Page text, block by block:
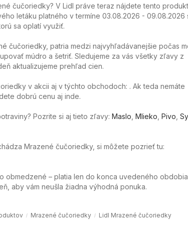
čučoriedky? V Lidl práve teraz nájdete tento
letáku platného v termíne 03.08.2026 - 09.08.2026
sa oplatí využiť.
čučoriedky, patria medzi najvyhľadávanejšie počas
múdro a šetriť. Sledujeme za vás všetky zľavy z
aktualizujeme prehľad cien.
v akcii aj v týchto obchodoch: . Ak teda nemáte
dobrú cenu aj inde.
Pozrite si aj tieto zľavy: Maslo Mlieko Pivo
Mrazené čučoriedky, si môžete pozrieť tu:
obmedzené – platia len do konca uvedeného
aby vám neušla žiadna výhodná ponuka.
Mrazené čučoriedky Lidl Mrazené čučoriedky